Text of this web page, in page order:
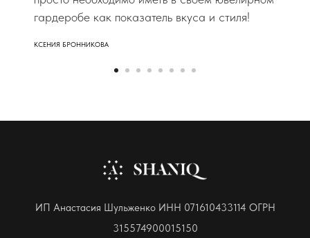
гардеробе как показатель вкуса и стиля!
КСЕНИЯ БРОННИКОВА
ИП Анастасия Шульженко ИНН 071610433114 ОГРН
315574900015150